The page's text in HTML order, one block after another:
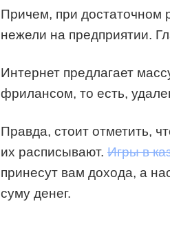
Причем, при достаточном
нежели на предприятии.
Интернет предлагает
фрилансом, то есть,
Правда, стоит отметить,
их расписывают. Игры в
принесут вам дохода, а
суму денег.